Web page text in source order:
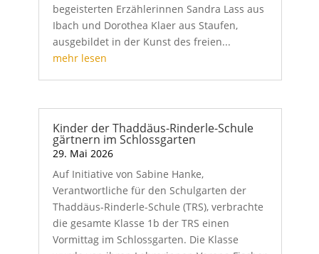
begeisterten Erzählerinnen Sandra Lass aus
Ibach und Dorothea Klaer aus Staufen,
ausgebildet in der Kunst des freien...
mehr lesen
Kinder der Thaddäus-Rinderle-Schule
gärtnern im Schlossgarten
29. Mai 2026
Auf Initiative von Sabine Hanke,
Verantwortliche für den Schulgarten der
Thaddäus-Rinderle-Schule (TRS), verbrachte
die gesamte Klasse 1b der TRS einen
Vormittag im Schlossgarten. Die Klasse